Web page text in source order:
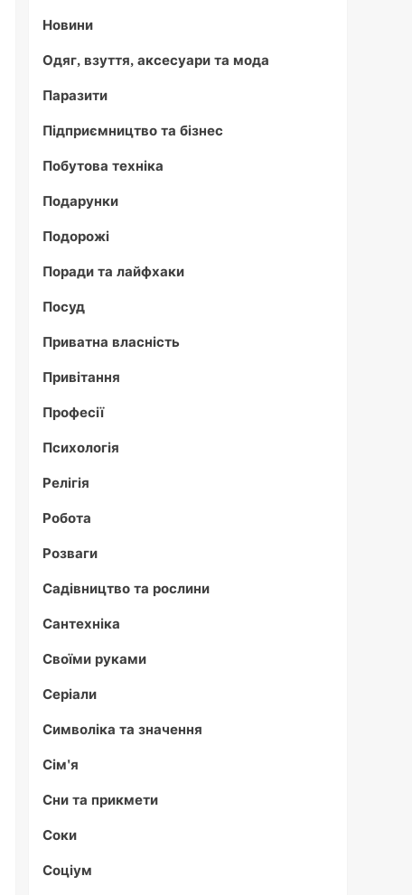
Новини
Одяг, взуття, аксесуари та мода
Паразити
Підприємництво та бізнес
Побутова техніка
Подарунки
Подорожі
Поради та лайфхаки
Посуд
Приватна власність
Привітання
Професії
Психологія
Релігія
Робота
Розваги
Садівництво та рослини
Сантехніка
Своїми руками
Серіали
Символіка та значення
Сім'я
Сни та прикмети
Соки
Соціум